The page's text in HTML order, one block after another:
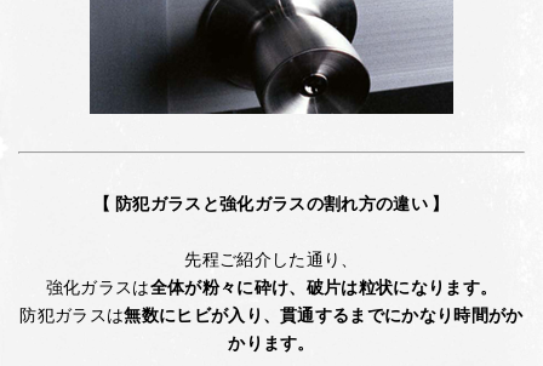
【 防犯ガラスと強化ガラスの割れ方の違い 】
先程ご紹介した通り、
強化ガラスは全体が粉々に砕け、破片は粒状になります。
防犯ガラスは無数にヒビが入り、貫通するまでにかなり時間がか
かります。